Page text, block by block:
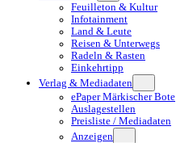
Feuilleton & Kultur
Infotainment
Land & Leute
Reisen & Unterwegs
Radeln & Rasten
Einkehrtipp
Verlag & Mediadaten
ePaper Märkischer Bote
Auslagestellen
Preisliste / Mediadaten
Anzeigen